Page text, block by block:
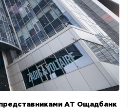
АТ Ощадбанк